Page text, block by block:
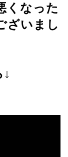
くなった
ざいまし